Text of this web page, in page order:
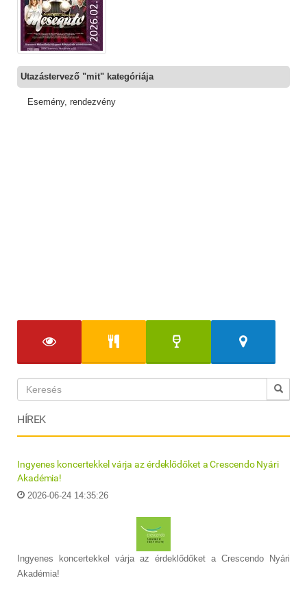
Utazástervező "mit" kategóriája
Esemény, rendezvény
HÍREK
Ingyenes koncertekkel várja az érdeklődőket a Crescendo Nyári
Akadémia!
2026-06-24 14:35:26
Ingyenes koncertekkel várja az érdeklődőket a Crescendo Nyári
Akadémia!